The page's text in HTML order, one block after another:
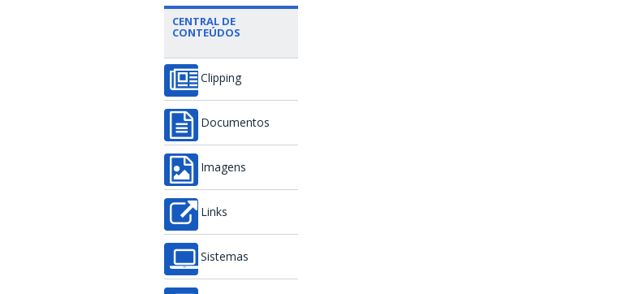
CENTRAL DE
CONTEÚDOS
Clipping
Documentos
Imagens
Links
Sistemas